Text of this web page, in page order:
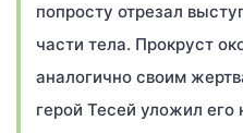
попросту отрезал
части тела. Прокруст
аналогично своим
герой Тесей уложил его